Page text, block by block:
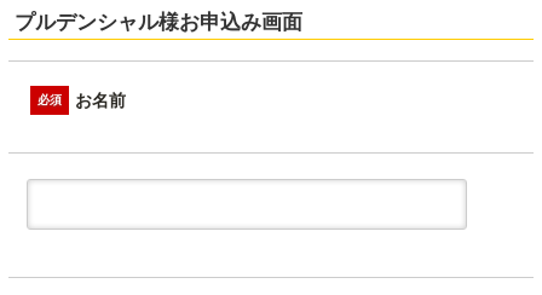
プルデンシャル様お申込み画面
お名前
必須